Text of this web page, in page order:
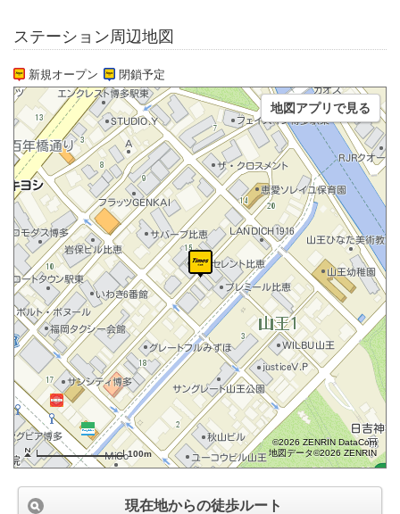
ステーション周辺地図
新規オープン 閉鎖予定
100m
©2026 ZENRIN DataCom
地図データ©2026 ZENRIN
地図アプリで見る
現在地からの徒歩ルート